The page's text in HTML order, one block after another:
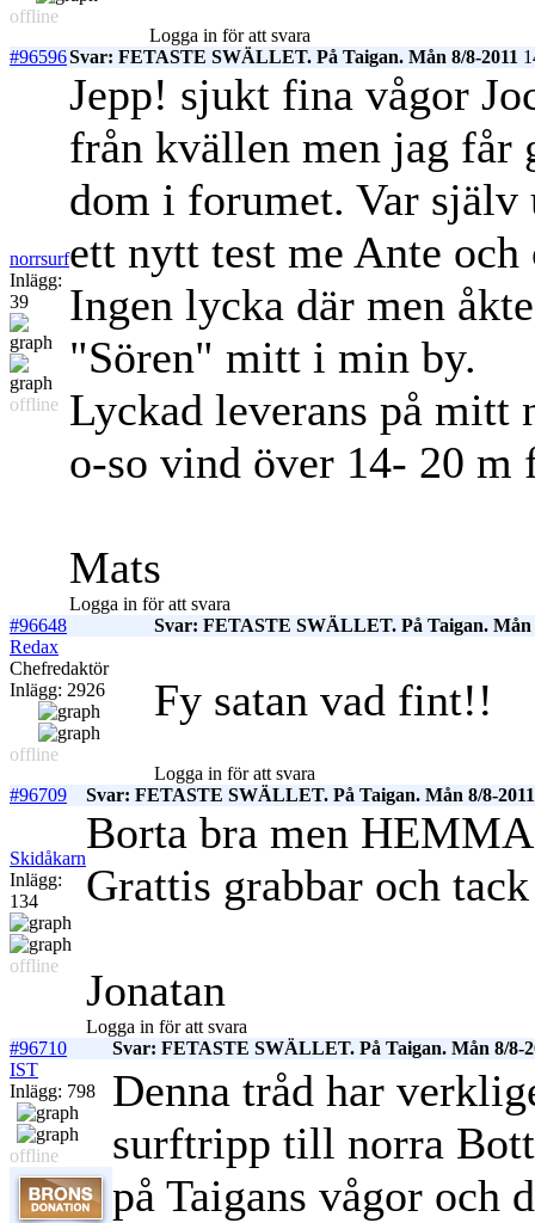
offline
Logga in för att svara
#96596Svar: FETASTE SWÄLLET. På Taigan. Mån 8/8-2011
norrsurf
Inlägg:
39
offline
Jepp! sjukt fina vågor
från kvällen men jag
dom i forumet. Var
ett nytt test me Ante
Ingen lycka där men
"Sören" mitt i min by.
Lyckad leverans på mitt
o-so vind över 14- 20
Mats
Logga in för att svara
#96648
Svar: FETASTE SWÄLLET. På Taigan. Mån
Redax
Chefredaktör
Inlägg: 2926
offline
Fy satan vad fint!!
Logga in för att svara
#96709
Svar: FETASTE SWÄLLET. På Taigan. Mån 8/8-2011
Skidåkarn
Inlägg:
134
offline
Borta bra men
Grattis grabbar och
Jonatan
Logga in för att svara
#96710
Svar: FETASTE SWÄLLET. På Taigan. Mån 8/8-
IST
Inlägg: 798
offline
Denna tråd har
surftripp till norra
på Taigans vågor och